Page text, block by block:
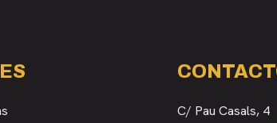
C/ Pau Casals, 4